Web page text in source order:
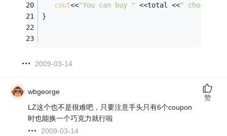
cout<<"You can buy " <<total <<"
}
2009-03-14
wbgeorge
LZ这个也不是很难吧，只要注意手头只有6个coupon
时也能换一个巧克力就行啦
2009-03-14
赞